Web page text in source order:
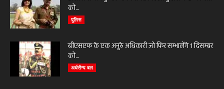
को...
पुलिस
बीएसएफ के एक अनूठे अधिकारी जो फिर सम्भालेंगे 1 दिसम्बर
को...
अर्धसैन्य बल